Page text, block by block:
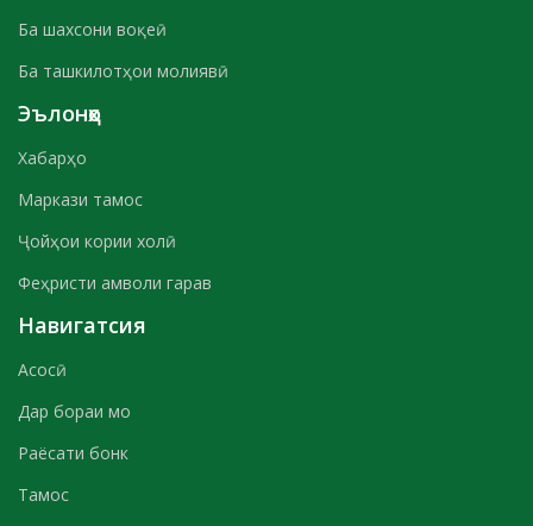
Ба шахсони воқеӣ
Ба ташкилотҳои молиявӣ
Эълонҳо
Хабарҳо
Маркази тамос
Ҷойҳои кории холӣ
Феҳристи амволи гарав
Навигатсия
Асосӣ
Дар бораи мо
Раёсати бонк
Тамос